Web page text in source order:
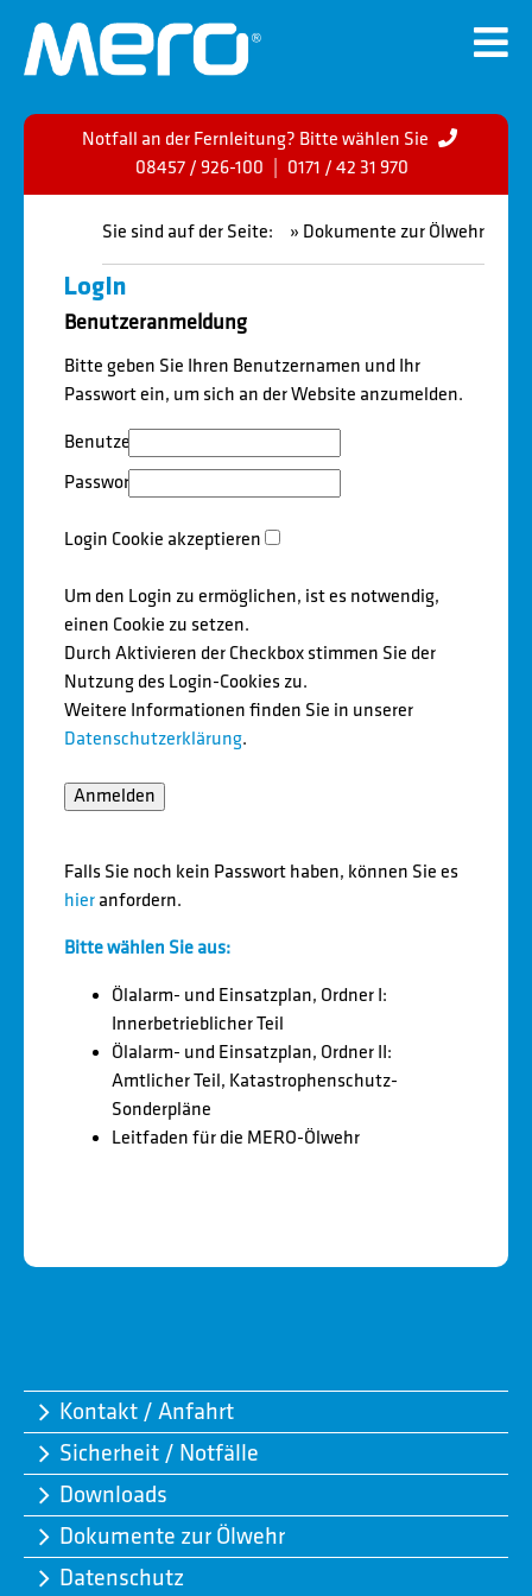
Notfall an der Fernleitung? Bitte wählen Sie
08457 / 926-100
0171 / 42 31 970
Sie sind auf der Seite: » Dokumente zur Ölwehr
LogIn
Benutzeranmeldung
Bitte geben Sie Ihren Benutzernamen und Ihr
Passwort ein, um sich an der Website anzumelden.
Benutzername:
Passwort:
Login Cookie akzeptieren
Um den Login zu ermöglichen, ist es notwendig,
einen Cookie zu setzen.
Durch Aktivieren der Checkbox stimmen Sie der
Nutzung des Login-Cookies zu.
Weitere Informationen finden Sie in unserer
Datenschutzerklärung.
Falls Sie noch kein Passwort haben, können Sie es
hier anfordern.
Bitte wählen Sie aus:
Ölalarm- und Einsatzplan, Ordner I:
Innerbetrieblicher Teil
Ölalarm- und Einsatzplan, Ordner II:
Amtlicher Teil, Katastrophenschutz-
Sonderpläne
Leitfaden für die MERO-Ölwehr
Kontakt / Anfahrt
Sicherheit / Notfälle
Downloads
Dokumente zur Ölwehr
Datenschutz